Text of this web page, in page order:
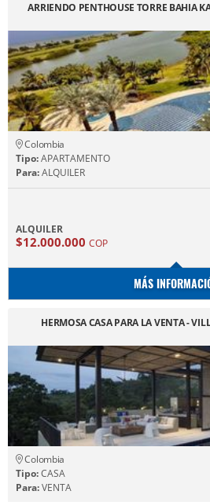
ARRIENDO PENTHOUSE TORRE BAHIA
Colombia
Tipo:APARTAMENTO
Para:ALQUILER
ALQUILER
$12.000.000 COP
MÁS
HERMOSA CASA PARA LA VENTA -
Colombia
Tipo:CASA
Para:VENTA